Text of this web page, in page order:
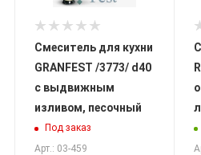
Смеситель для кухни
GRANFEST /3773/ d40
с выдвижным
изливом, песочный
Под заказ
Арт.: 03-459